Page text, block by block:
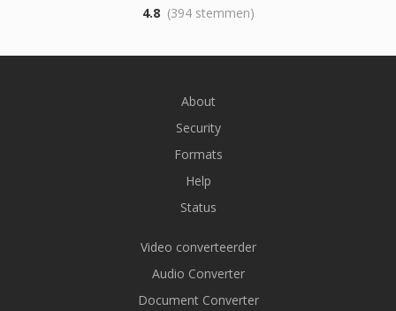
4.8 (394 stemmen)
About
Security
Formats
Help
Status
Video converteerder
Audio Converter
Document Converter